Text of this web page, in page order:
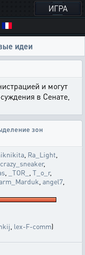
ИГРА
идеи
и могут
в Сенате,
зон
Ra_Light
crazy_sneaker,
_TOR_ T_o_r,
angel7
lex-F-comm)